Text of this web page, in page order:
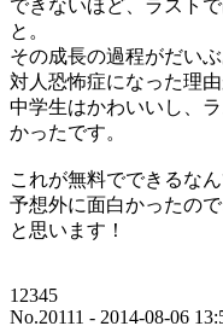
できないほど、ラスト
と。
その成長の過程がだい
対人恐怖症になった理
中学生はかわいいし、
かったです。
これが無料でできるな
予想外に面白かったの
と思います！
12345
No.20111 - 2014-08-06